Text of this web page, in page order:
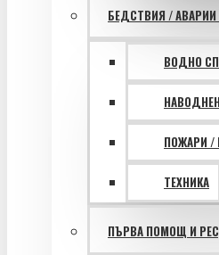
БЕДСТВИЯ /
ВОДНО
ПОЖАРИ /
ТЕХНИКА
ПЪРВА ПОМОЩ И